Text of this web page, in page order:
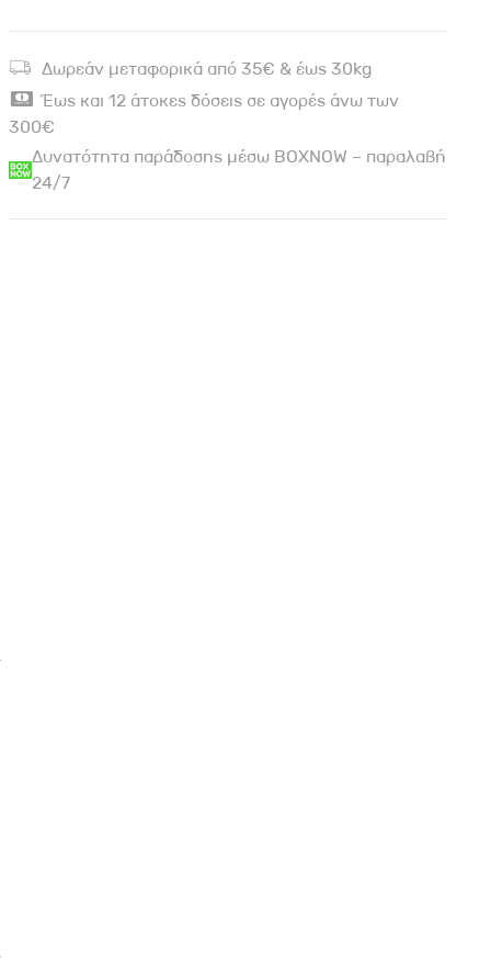
Δωρεάν μεταφορικά από 35€ & έως 30kg
Έως και 12 άτοκες δόσεις σε αγορές άνω των
300€
Δυνατότητα παράδοσης μέσω BOXNOW – παραλαβή
24/7